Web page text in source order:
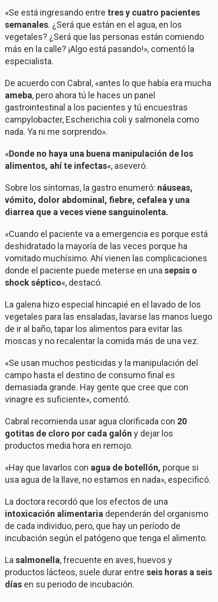
«Se está ingresando entre tres y cuatro pacientes
semanales. ¿Será que están en el agua, en los
vegetales? ¿Será que las personas están comiendo
más en la calle? ¡Algo está pasando!», comentó la
especialista.
De acuerdo con Cabral, «antes lo que había era mucha
ameba, pero ahora tú le haces un panel
gastrointestinal a los pacientes y tú encuestras
campylobacter, Escherichia coli y salmonela como
nada. Ya ni me sorprendo».
«Donde no haya una buena manipulación de los
alimentos, ahí te infectas«, aseveró.
Sobre los síntomas, la gastro enumeró: náuseas,
vómito, dolor abdominal, fiebre, cefalea y una
diarrea que a veces viene sanguinolenta.
«Cuando el paciente va a emergencia es porque está
deshidratado la mayoría de las veces porque ha
vomitado muchísimo. Ahí vienen las complicaciones
donde el paciente puede meterse en unasepsis o
shock séptico«, destacó.
La galena hizo especial hincapié en el lavado de los
vegetales para las ensaladas, lavarse las manos luego
de ir al baño, tapar los alimentos para evitar las
moscas y no recalentar la comida más de una vez.
«Se usan muchos pesticidas y la manipulación del
campo hasta el destino de consumo final es
demasiada grande. Hay gente que cree que con
vinagre es suficiente», comentó.
Cabral recomienda usar agua clorificada con 20
gotitas de cloro por cada galón y dejar los
productos media hora en remojo.
«Hay que lavarlos con agua de botellón, porque si
usa agua de la llave, no estamos en nada», especificó.
La doctora recordó que los efectos de una
intoxicación alimentaria dependerán del organismo
de cada individuo, pero, que hay un período de
incubación según el patógeno que tenga el alimento.
Lasalmonella, frecuente en aves, huevos y
productos lácteos, suele durar entre seis horas a seis
días en su periodo de incubación.